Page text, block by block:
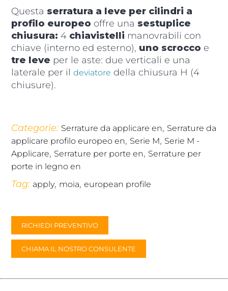
Questa serratura a leve per cilindri a
profilo europeo offre una sestuplice
chiusura: 4 chiavistelli manovrabili con
chiave (interno ed esterno), uno scrocco e
tre leve per le aste: due verticali e una
laterale per ildeviatore della chiusura H (4
chiusure).
Categorie: Serrature da applicare en, Serrature da
applicare profilo europeo en, Serie M, Serie M -
Applicare, Serrature per porte en, Serrature per
porte in legno en
Tag: apply, moia, european profile
RICHIEDI PREVENTIVO
CHIAMA IL NOSTRO CONSULENTE